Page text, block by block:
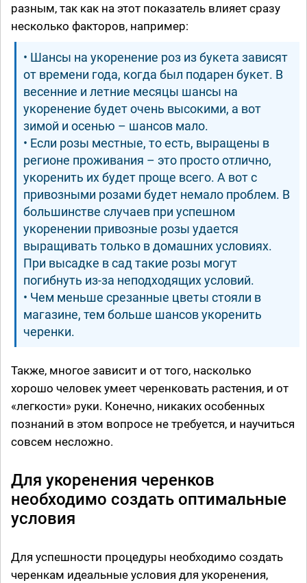
разным, так как на этот показатель влияет сразу
несколько факторов, например:
• Шансы на укоренение роз из букета зависят
от времени года, когда был подарен букет. В
весенние и летние месяцы шансы на
укоренение будет очень высокими, а вот
зимой и осенью – шансов мало.
• Если розы местные, то есть, выращены в
регионе проживания – это просто отлично,
укоренить их будет проще всего. А вот с
привозными розами будет немало проблем. В
большинстве случаев при успешном
укоренении привозные розы удается
выращивать только в домашних условиях.
При высадке в сад такие розы могут
погибнуть из-за неподходящих условий.
• Чем меньше срезанные цветы стояли в
магазине, тем больше шансов укоренить
черенки.
Также, многое зависит и от того, насколько
хорошо человек умеет черенковать растения, и от
«легкости» руки. Конечно, никаких особенных
познаний в этом вопросе не требуется, и научиться
совсем несложно.
Для укоренения черенков
необходимо создать оптимальные
условия
Для успешности процедуры необходимо создать
черенкам идеальные условия для укоренения,